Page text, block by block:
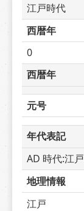
江戸時代
西暦年
0
西暦年
元号
年代表記
AD 時代:江
地理情報
江戸